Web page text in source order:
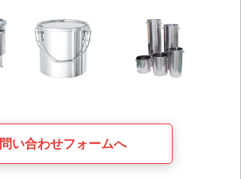
問い合わせフォームへ